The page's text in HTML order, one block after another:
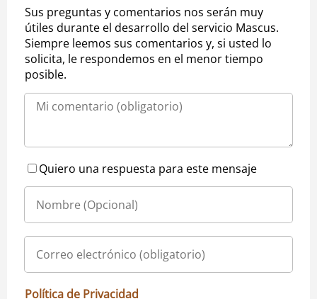
Sus preguntas y comentarios nos serán muy
útiles durante el desarrollo del servicio Mascus.
Siempre leemos sus comentarios y, si usted lo
solicita, le respondemos en el menor tiempo
posible.
Quiero una respuesta para este mensaje
Política de Privacidad